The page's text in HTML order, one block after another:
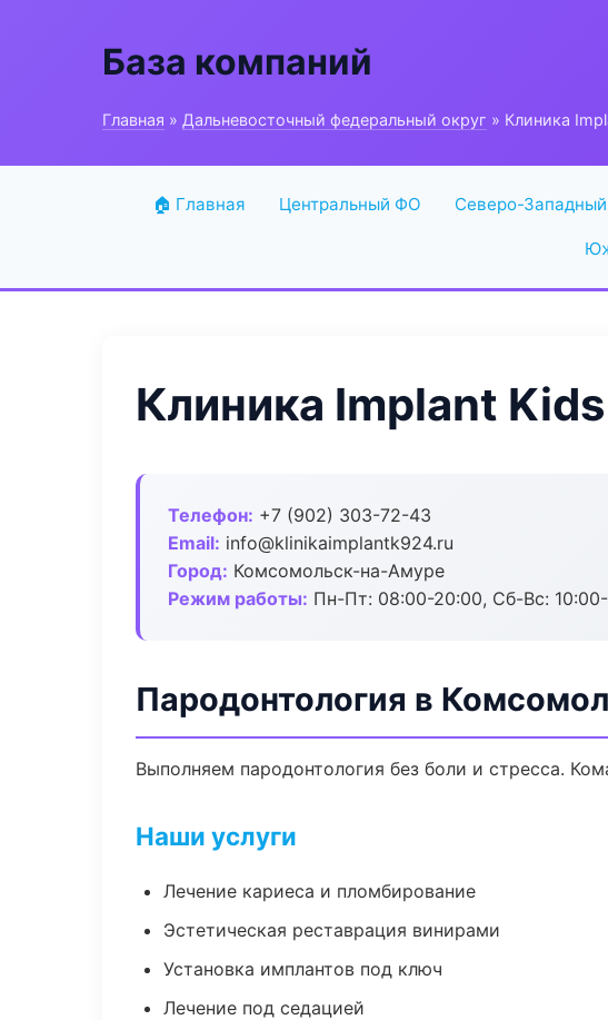
База компаний
Главная » Дальневосточный федеральный округ » Клиника
🏠 Главная Центральный ФО Северо-
Клиника Implant Kids
Телефон: +7 (902) 303-72-43
Email: info@klinikaimplantk924.ru
Город: Комсомольск-на-Амуре
Режим работы: Пн-Пт: 08:00-20:00, Сб-Вс:
Пародонтология в
Выполняем пародонтология без боли и стресса.
Наши услуги
Лечение кариеса и пломбирование
Эстетическая реставрация винирами
Установка имплантов под ключ
Лечение под седацией